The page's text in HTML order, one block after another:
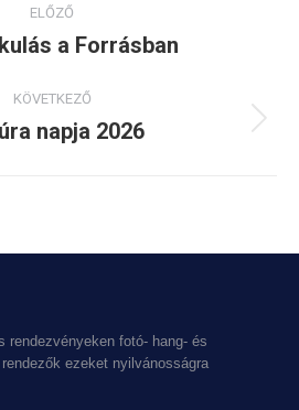
ELŐZŐ
Previous
a Forrásban
KÖVETKEZŐ
Next
napja 2026
rendezvényeken fotó- hang- és
ezeket nyilvánosságra